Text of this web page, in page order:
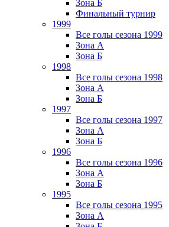
Зона Б
Финальный турнир
1999
Все голы сезона 1999
Зона А
Зона Б
1998
Все голы сезона 1998
Зона А
Зона Б
1997
Все голы сезона 1997
Зона А
Зона Б
1996
Все голы сезона 1996
Зона А
Зона Б
1995
Все голы сезона 1995
Зона А